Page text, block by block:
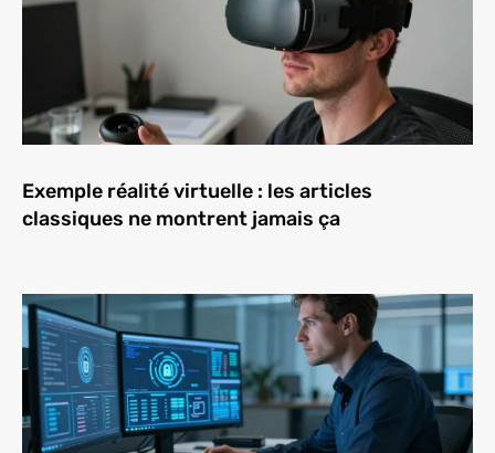
Exemple réalité virtuelle : les articles
classiques ne montrent jamais ça